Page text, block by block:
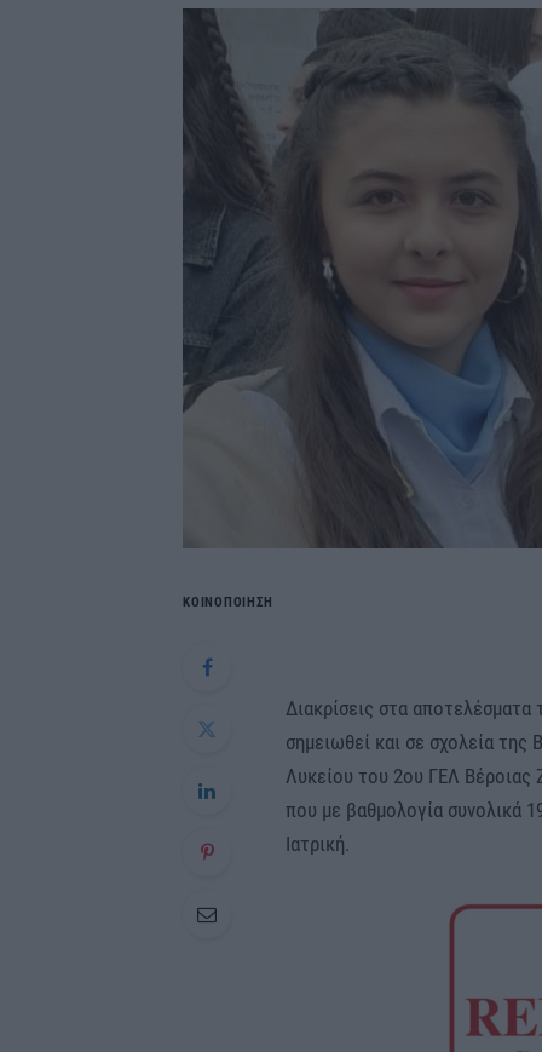
ΚΟΙΝΟΠΟΙΗΣΗ
Διακρίσεις στα
σημειωθεί και σε σχολεία της
Λυκείου του 2ου ΓΕΛ
που με βαθμολογία συνολικά
Ιατρική.